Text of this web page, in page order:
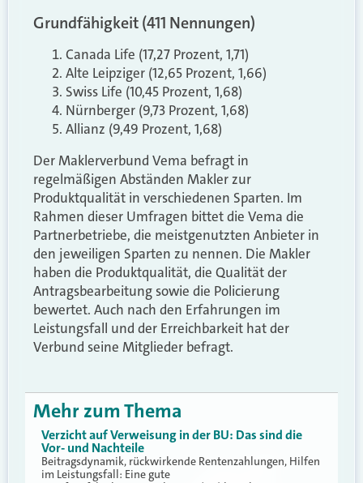
Grundfähigkeit (411 Nennungen)
Canada Life (17,27 Prozent, 1,71)
Alte Leipziger (12,65 Prozent, 1,66)
Swiss Life (10,45 Prozent, 1,68)
Nürnberger (9,73 Prozent, 1,68)
Allianz (9,49 Prozent, 1,68)
Der Maklerverbund Vema befragt in
regelmäßigen Abständen Makler zur
Produktqualität in verschiedenen Sparten. Im
Rahmen dieser Umfragen bittet die Vema die
Partnerbetriebe, die meistgenutzten Anbieter in
den jeweiligen Sparten zu nennen. Die Makler
haben die Produktqualität, die Qualität der
Antragsbearbeitung sowie die Policierung
bewertet. Auch nach den Erfahrungen im
Leistungsfall und der Erreichbarkeit hat der
Verbund seine Mitglieder befragt.
Mehr zum Thema
Verzicht auf Verweisung in der BU: Das sind die
Vor- und Nachteile
Beitragsdynamik, rückwirkende Rentenzahlungen, Hilfen
im Leistungsfall: Eine gute